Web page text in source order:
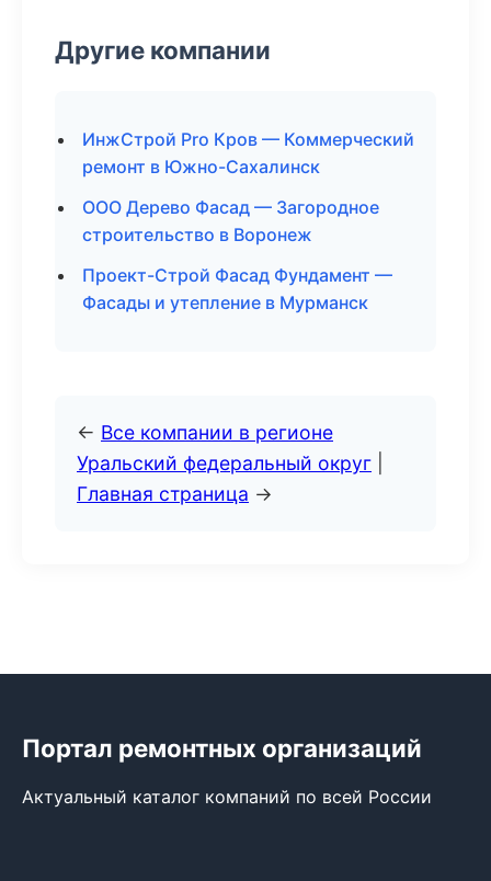
Другие компании
ИнжСтрой Pro Кров — Коммерческий
ремонт в Южно-Сахалинск
ООО Дерево Фасад — Загородное
строительство в Воронеж
Проект-Строй Фасад Фундамент —
Фасады и утепление в Мурманск
← Все компании в регионе
Уральский федеральный округ
Главная страница →
Портал ремонтных организаций
Актуальный каталог компаний по всей России